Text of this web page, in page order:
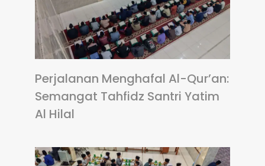
Perjalanan Menghafal Al-Qur’an:
Semangat Tahfidz Santri Yatim
Al Hilal